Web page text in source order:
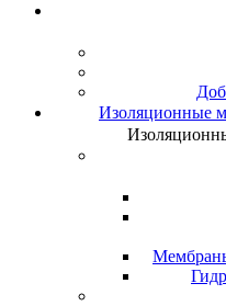
Изоляционные